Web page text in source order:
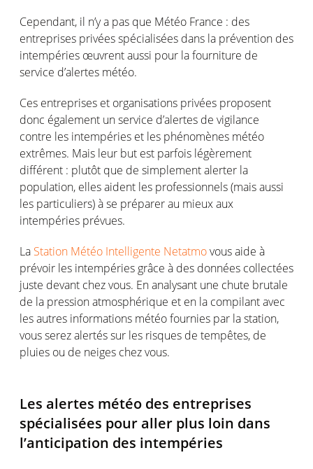
Cependant, il n’y a pas que Météo France : des
entreprises privées spécialisées dans la prévention des
intempéries œuvrent aussi pour la fourniture de
service d’alertes météo.
Ces entreprises et organisations privées proposent
donc également un service d’alertes de vigilance
contre les intempéries et les phénomènes météo
extrêmes. Mais leur but est parfois légèrement
différent : plutôt que de simplement alerter la
population, elles aident les professionnels (mais aussi
les particuliers) à se préparer au mieux aux
intempéries prévues.
La Station Météo Intelligente Netatmovous aide à
prévoir les intempéries grâce à des données collectées
juste devant chez vous. En analysant une chute brutale
de la pression atmosphérique et en la compilant avec
les autres informations météo fournies par la station,
vous serez alertés sur les risques de tempêtes, de
pluies ou de neiges chez vous.
Les alertes météo des entreprises
spécialisées pour aller plus loin dans
l’anticipation des intempéries